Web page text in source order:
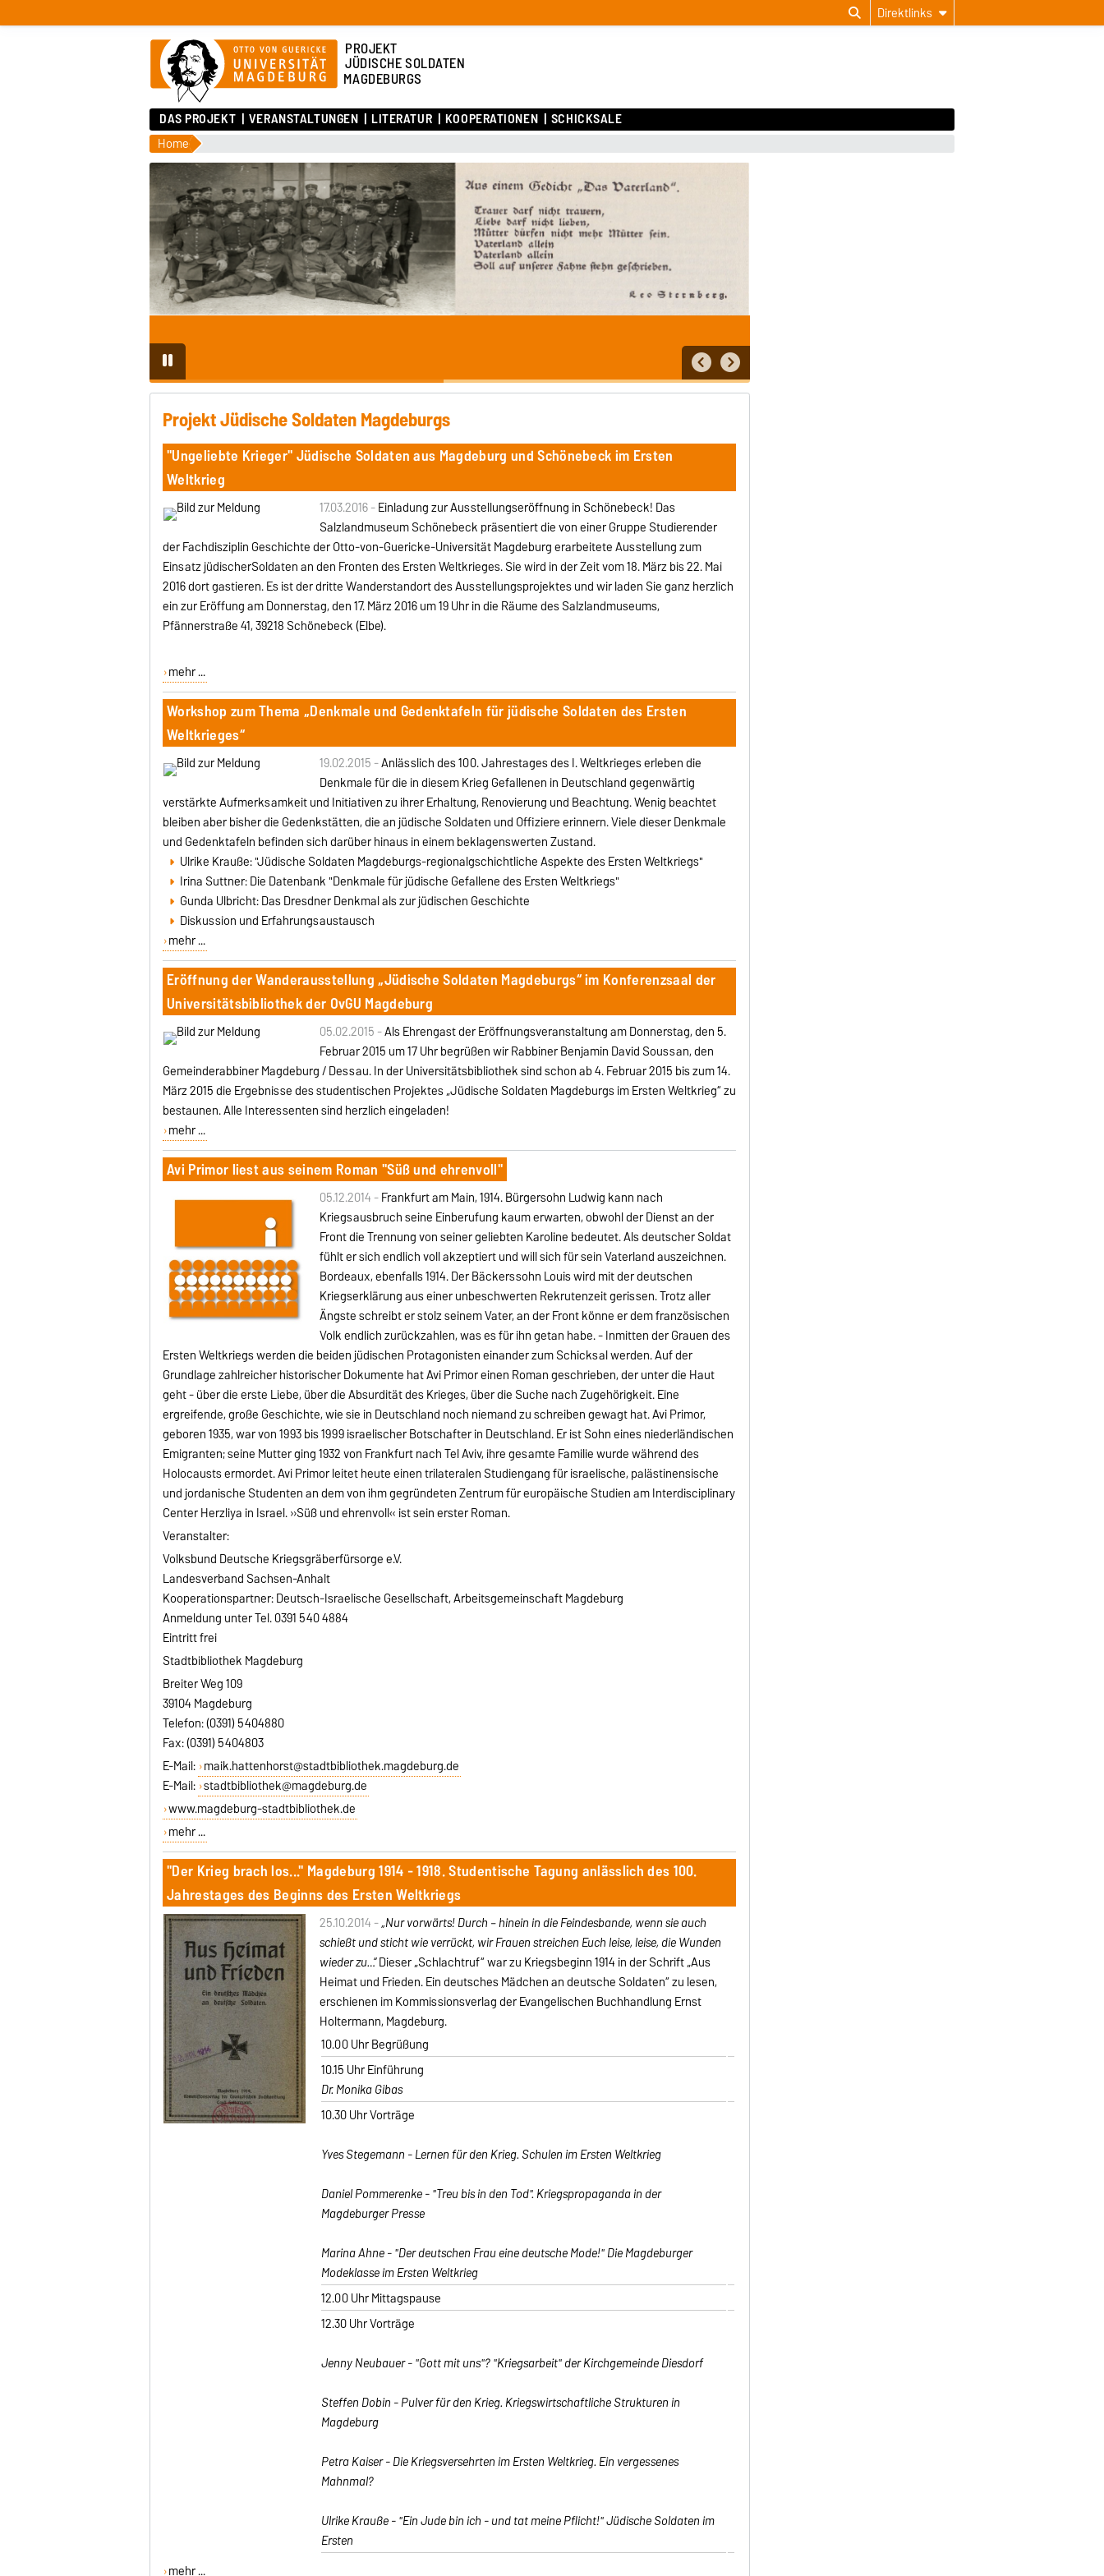
Direktlinks
PROJEKT
JÜDISCHE SOLDATEN
MAGDEBURGS
DAS PROJEKT VERANSTALTUNGEN LITERATUR KOOPERATIONEN SCHICKSALE
Home
Projekt Jüdische Soldaten Magdeburgs
"Ungeliebte Krieger" Jüdische Soldaten aus Magdeburg und Schönebeck im Ersten
Weltkrieg
17.03.2016 -Einladung zur Ausstellungseröffnung in Schönebeck! Das
Salzlandmuseum Schönebeck präsentiert die von einer Gruppe Studierender
der Fachdisziplin Geschichte der Otto-von-Guericke-Universität Magdeburg erarbeitete Ausstellung zum
Einsatz jüdischerSoldaten an den Fronten des Ersten Weltkrieges. Sie wird in der Zeit vom 18. März bis 22. Mai
2016 dort gastieren.Es ist der dritte Wanderstandort des Ausstellungsprojektes und wir laden Sie ganz herzlich
ein zur Eröffung am Donnerstag, den 17. März 2016 um 19 Uhr in die Räume des Salzlandmuseums,
Pfännerstraße 41, 39218 Schönebeck (Elbe).
mehr ...
Workshop zum Thema „Denkmale und Gedenktafeln für jüdische Soldaten des Ersten
Weltkrieges“
19.02.2015 -Anlässlich des 100. Jahrestages des I. Weltkrieges erleben die
Denkmale für die in diesem Krieg Gefallenen in Deutschland gegenwärtig
verstärkte Aufmerksamkeit und Initiativen zu ihrer Erhaltung, Renovierung und Beachtung. Wenig beachtet
bleiben aber bisher die Gedenkstätten, die an jüdische Soldaten und Offiziere erinnern. Viele dieser Denkmale
und Gedenktafeln befinden sich darüber hinaus in einem beklagenswerten Zustand.
Ulrike Krauße: "Jüdische Soldaten Magdeburgs-regionalgschichtliche Aspekte des Ersten Weltkriegs"
Irina Suttner: Die Datenbank "Denkmale für jüdische Gefallene des Ersten Weltkriegs"
Gunda Ulbricht: Das Dresdner Denkmal als zur jüdischen Geschichte
Diskussion und Erfahrungsaustausch
mehr ...
Eröffnung der Wanderausstellung „Jüdische Soldaten Magdeburgs“ im Konferenzsaal der
Universitätsbibliothek der OvGU Magdeburg
05.02.2015 -Als Ehrengast der Eröffnungsveranstaltung am Donnerstag, den 5.
Februar 2015 um 17 Uhr begrüßen wir Rabbiner Benjamin David Soussan, den
Gemeinderabbiner Magdeburg / Dessau. In der Universitätsbibliothek sind schon ab 4. Februar 2015 bis zum 14.
März 2015 die Ergebnisse des studentischen Projektes „Jüdische Soldaten Magdeburgs im Ersten Weltkrieg“ zu
bestaunen. Alle Interessenten sind herzlich eingeladen!
mehr ...
Avi Primor liest aus seinem Roman "Süß und ehrenvoll"
05.12.2014 -Frankfurt am Main, 1914. Bürgersohn Ludwig kann nach
Kriegsausbruch seine Einberufung kaum erwarten, obwohl der Dienst an der
Front die Trennung von seiner geliebten Karoline bedeutet. Als deutscher Soldat
fühlt er sich endlich voll akzeptiert und will sich für sein Vaterland auszeichnen.
Bordeaux, ebenfalls 1914. Der Bäckerssohn Louis wird mit der deutschen
Kriegserklärung aus einer unbeschwerten Rekrutenzeit gerissen. Trotz aller
Ängste schreibt er stolz seinem Vater, an der Front könne er dem französischen
Volk endlich zurückzahlen, was es für ihn getan habe. - Inmitten der Grauen des
Ersten Weltkriegs werden die beiden jüdischen Protagonisten einander zum Schicksal werden. Auf der
Grundlage zahlreicher historischer Dokumente hat Avi Primor einen Roman geschrieben, der unter die Haut
geht - über die erste Liebe, über die Absurdität des Krieges, über die Suche nach Zugehörigkeit. Eine
ergreifende, große Geschichte, wie sie in Deutschland noch niemand zu schreiben gewagt hat.Avi Primor,
geboren 1935, war von 1993 bis 1999 israelischer Botschafter in Deutschland. Er ist Sohn eines niederländischen
Emigranten; seine Mutter ging 1932 von Frankfurt nach Tel Aviv, ihre gesamte Familie wurde während des
Holocausts ermordet. Avi Primor leitet heute einen trilateralen Studiengang für israelische, palästinensische
und jordanische Studenten an dem von ihm gegründeten Zentrum für europäische Studien am Interdisciplinary
Center Herzliya in Israel. »Süß und ehrenvoll« ist sein erster Roman.
Veranstalter:
Volksbund Deutsche Kriegsgräberfürsorge e.V.
Landesverband Sachsen-Anhalt
Kooperationspartner: Deutsch-Israelische Gesellschaft, Arbeitsgemeinschaft Magdeburg
Anmeldung unter Tel. 0391 540 4884
Eintritt frei
Stadtbibliothek Magdeburg
Breiter Weg 109
39104 Magdeburg
Telefon: (0391) 5404880
Fax: (0391) 5404803
E-Mail: maik.hattenhorst@stadtbibliothek.magdeburg.de
E-Mail: stadtbibliothek@magdeburg.de
www.magdeburg-stadtbibliothek.de
mehr ...
"Der Krieg brach los..." Magdeburg 1914 - 1918. Studentische Tagung anlässlich des 100.
Jahrestages des Beginns des Ersten Weltkriegs
25.10.2014 -„Nur vorwärts! Durch – hinein in die Feindesbande, wenn sie auch
schießt und sticht wie verrückt, wir Frauen streichen Euch leise, leise, die Wunden
wieder zu…“Dieser „Schlachtruf“ war zu Kriegsbeginn 1914 in der Schrift „Aus
Heimat und Frieden. Ein deutsches Mädchen an deutsche Soldaten“ zu lesen,
erschienen im Kommissionsverlag der Evangelischen Buchhandlung Ernst
Holtermann, Magdeburg.
10.00 Uhr Begrüßung
10.15 Uhr Einführung
Dr. Monika Gibas
10.30 Uhr Vorträge
Yves Stegemann - Lernen für den Krieg. Schulen im Ersten Weltkrieg
Daniel Pommerenke - "Treu bis in den Tod". Kriegspropaganda in der
Magdeburger Presse
Marina Ahne - "Der deutschen Frau eine deutsche Mode!" Die Magdeburger
Modeklasse im Ersten Weltkrieg
12.00 Uhr Mittagspause
12.30 Uhr Vorträge
Jenny Neubauer - "Gott mit uns"? "Kriegsarbeit" der Kirchgemeinde Diesdorf
Steffen Dobin - Pulver für den Krieg. Kriegswirtschaftliche Strukturen in
Magdeburg
Petra Kaiser - Die Kriegsversehrten im Ersten Weltkrieg. Ein vergessenes
Mahnmal?
Ulrike Krauße - "Ein Jude bin ich - und tat meine Pflicht!" Jüdische Soldaten im
Ersten
mehr ...